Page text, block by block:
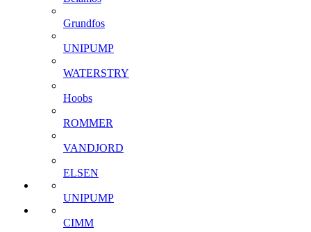
Grundfos
UNIPUMP
WATERSTRY
Hoobs
ROMMER
VANDJORD
ELSEN
UNIPUMP
CIMM